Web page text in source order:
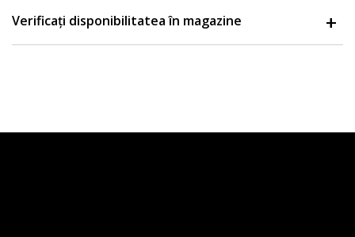
Verificați disponibilitatea în magazine